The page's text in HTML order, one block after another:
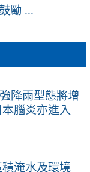
降雨型態將增
腦炎亦進入
淹水及環境
勵 ...